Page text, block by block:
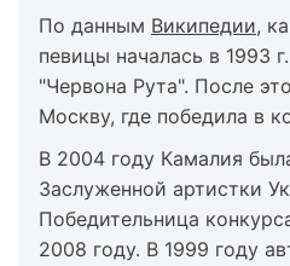
По данным Википедии,
певицы началась в 1993
"Червона Рута". После
Москву, где победила в
В 2004 году Камалия
Заслуженной артистки
Победительница
2008 году. В 1999 году